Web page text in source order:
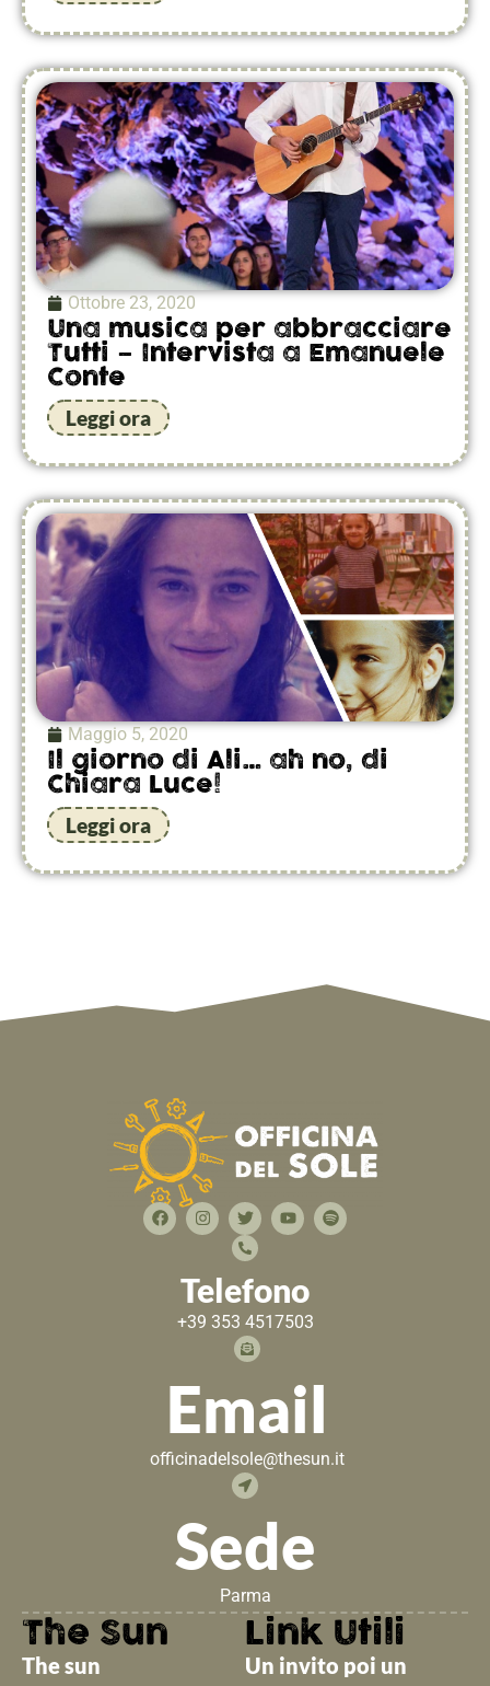
Ottobre 23, 2020
Una musica per abbracciare
Tutti – Intervista a Emanuele
Conte
Leggi ora
Maggio 5, 2020
Il giorno di Ali… ah no, di
Chiara Luce!
Leggi ora
Telefono
+39 353 4517503
Email
officinadelsole@thesun.it
Sede
Parma
The Sun
The sun
Link Utili
Un invito poi un